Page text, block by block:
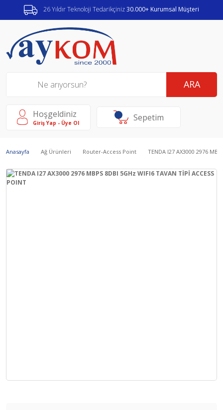
26 Yıldır Teknoloji Tedarikçiniz30.000+ Kurumsal Müşteri
ARA
Hoşgeldiniz
Giriş Yap - Üye Ol Sepetim
Anasayfa Ağ Ürünleri Router-Access Point TENDA I27 AX3000 2976